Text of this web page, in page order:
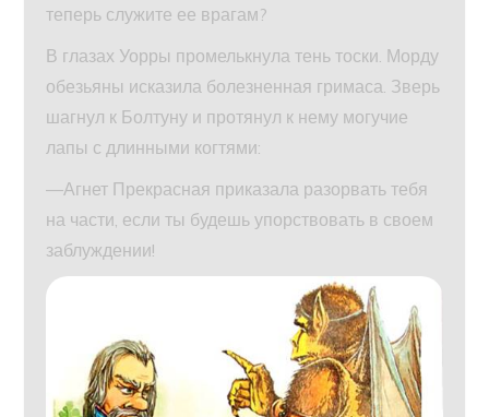
теперь служите ее врагам?
В глазах Уорры промелькнула тень тоски. Морду
обезьяны исказила болезненная гримаса. Зверь
шагнул к Болтуну и протянул к нему могучие
лапы с длинными когтями:
—Агнет Прекрасная приказала разорвать тебя
на части, если ты будешь упорствовать в своем
заблуждении!